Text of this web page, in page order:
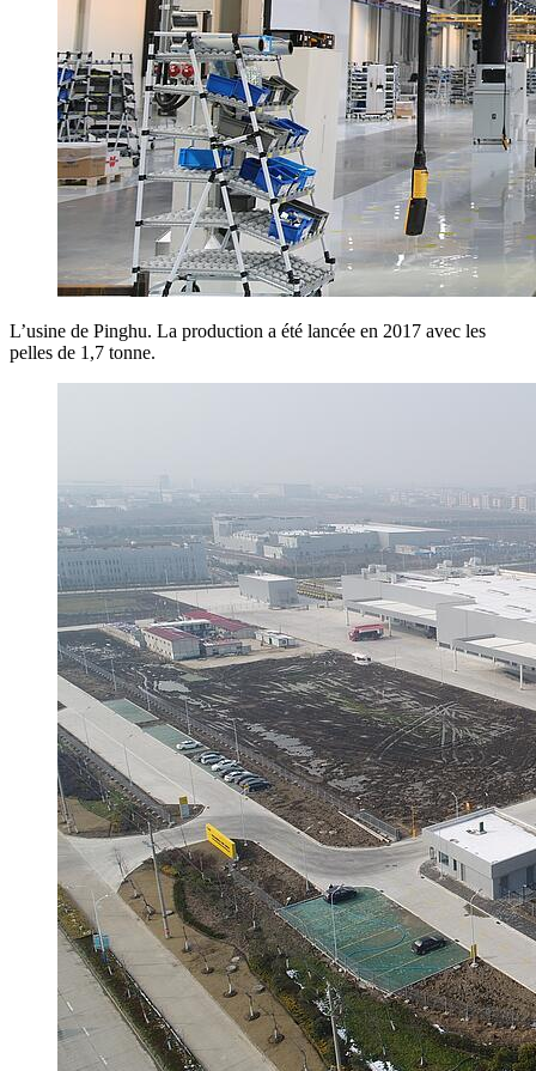
L’usine de Pinghu. La production a été lancée en 2017 avec les
pelles de 1,7 tonne.